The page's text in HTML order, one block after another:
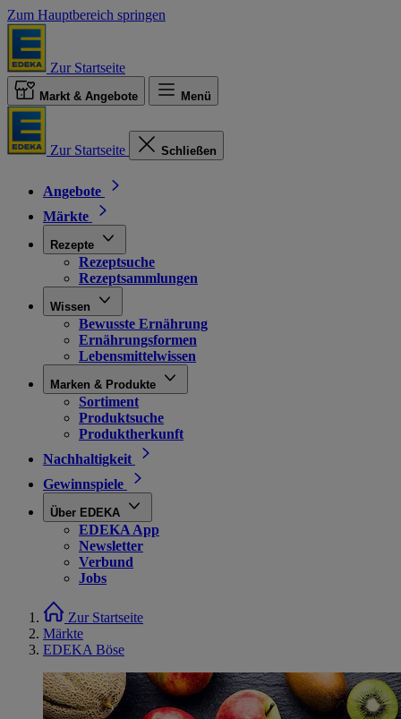
Zum Hauptbereich springen
Zur Startseite
Markt & Angebote Menü
Zur Startseite Schließen
Angebote
Märkte
Rezepte
Rezeptsuche
Rezeptsammlungen
Wissen
Bewusste Ernährung
Ernährungsformen
Lebensmittelwissen
Marken & Produkte
Sortiment
Produktsuche
Produktherkunft
Nachhaltigkeit
Gewinnspiele
Über EDEKA
EDEKA App
Newsletter
Verbund
Jobs
Zur Startseite
Märkte
EDEKA Böse